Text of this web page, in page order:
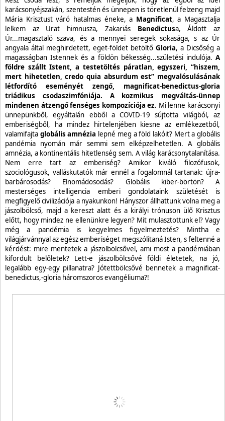
karácsonyéjszakán, szentestén és ünnepen is töretlenül felzeng majd
Mária Krisztust váró hatalmas éneke, a Magnificat, a Magasztalja
lelkem az Urat himnusza, Zakariás Benedictusa, Áldott az
Úr...magasztaló szava, és a mennyei seregek sokasága, s az Úr
angyala által meghirdetett, eget-földet betöltő Gloria, a Dicsőség a
magasságban Istennek és a földön békesség...születési indulója. A
földre szállt Istent, a testetöltés páratlan, egyszeri, “hiszem,
mert hihetetlen, credo quia absurdum est” megvalósulásának
létfordító eseményét zengő, magnificat-benedictus-gloria
triádikus csodaszimfóniája. A kozmikus megváltás-ünnep
mindenen átzengő fenséges kompozíciója ez. Mi lenne karácsonyi
ünnepünkből, egyáltalán ebből a COVID-19 sújtotta világból, az
emberiségből, ha mindez hirtelenjében kiesne az emlékezetből,
valamifajta globális amnézia lepné meg a föld lakóit? Mert a globális
pandémia nyomán már semmi sem elképzelhetetlen. A globális
amnézia, a kontinentális hitetlenség sem. A világ karácsonytalanítása.
Nem erre tart az emberiség? Amikor kiváló filozófusok,
szociológusok, valláskutatók már ennél a fogalomnál tartanak: újra-
barbárosodás? Elnomádosodás? Globális kiber-börtön? A
mesterséges intelligencia emberi gondolataink születését is
megfigyelő civilizációja a nyakunkon! Hányszor állhattunk volna meg a
jászolbölcső, majd a kereszt alatt és a királyi trónuson ülő Krisztus
előtt, hogy mindez ne ellenünkre legyen? Mit mulasztottunk el? Vagy
még a pandémia is kegyelmes figyelmeztetés? Mintha e
világjárvánnyal az egész emberiséget megszólítaná Isten, s feltenné a
kérdést: mire mentetek a jászolbölcsővel, ami most a pandémiában
kifordult belőletek? Lett-e jászolbölcsővé földi életetek, na jó,
legalább egy-egy pillanatra? Jótettbölcsővé bennetek a magnificat-
benedictus,-gloria háromszoros evangéliuma?!